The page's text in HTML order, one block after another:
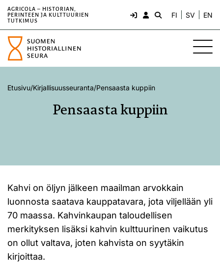
AGRICOLA – HISTORIAN,
PERINTEEN JA KULTTUURIEN
TUTKIMUS
FI SV EN
Etusivu/Kirjallisuusseuranta/Pensaasta kuppiin
Pensaasta kuppiin
Kahvi on öljyn jälkeen maailman arvokkain
luonnosta saatava kauppatavara, jota viljellään yli
70 maassa. Kahvinkaupan taloudellisen
merkityksen lisäksi kahvin kulttuurinen vaikutus
on ollut valtava, joten kahvista on syytäkin
kirjoittaa.